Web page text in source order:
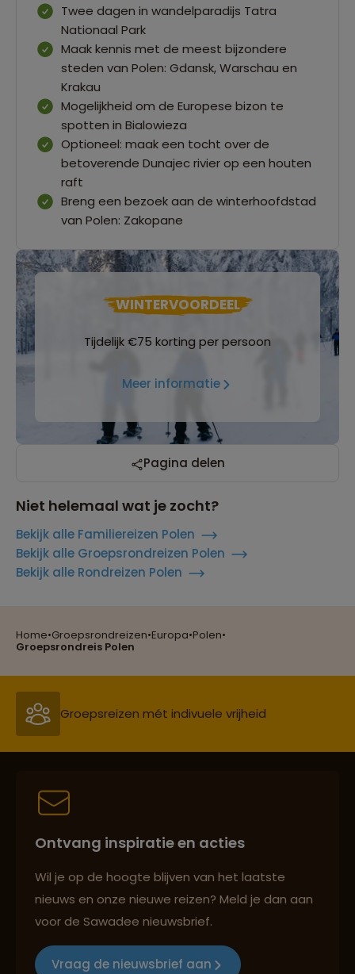
Home•Groepsrondreizen•Europa•Polen•
Groepsrondreis Polen
Twee dagen in wandelparadijs Tatra
Nationaal Park
Maak kennis met de meest bijzondere
steden van Polen: Gdansk, Warschau en
Krakau
Mogelijkheid om de Europese bizon te
spotten in Bialowieza
Optioneel: maak een tocht over de
betoverende Dunajec rivier op een houten
raft
Breng een bezoek aan de winterhoofdstad
van Polen: Zakopane
WINTERVOORDEEL
Tijdelijk €75 korting per persoon
Meer informatie
Pagina delen
Niet helemaal wat je zocht?
Bekijk alle Familiereizen Polen
Bekijk alle Groepsrondreizen Polen
Bekijk alle Rondreizen Polen
Reizen met oog voor mens, cultuur en milieu
Groepsreizen mét indivuele vrijheid
Persoonlijk en deskundig reisadvies
Reizen met oog voor mens, cultuur en milieu
Ontvang inspiratie en acties
Wil je op de hoogte blijven van het laatste
nieuws en onze nieuwe reizen? Meld je dan aan
voor de Sawadee nieuwsbrief.
Vraag de nieuwsbrief aan